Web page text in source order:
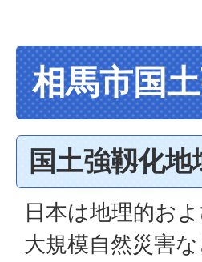
相馬市国
国土強靱化
日本は地理的お
大規模自然災害